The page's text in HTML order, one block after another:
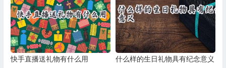
快手直播送礼物有什么用 什么样的生日礼物具有纪念意义